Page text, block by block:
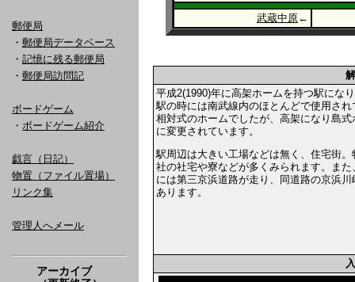
郵便局
・ 郵便局データベース
・ 記憶に残る郵便局
・ 郵便局訪問記
ボードゲーム
・ ボードゲーム紹介
戯言（日記）
物置（ファイル置場）
リンク集
管理人へメール
アーカイブ
武蔵中原←
平成2(1990)年に高架ホームを持つ駅にな
駅の時には南武線内のほとんどで使用され
相対式のホームでしたが、高架になり島式
に変更されています。
駅周辺は大きい工場などは無く、住宅街。
社の社宅や寮などが多くみられます。また
には第三京浜道路が走り、同道路の京浜川
あります。